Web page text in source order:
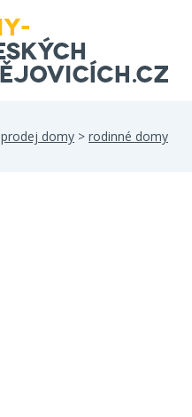
prodej domy > rodinné domy